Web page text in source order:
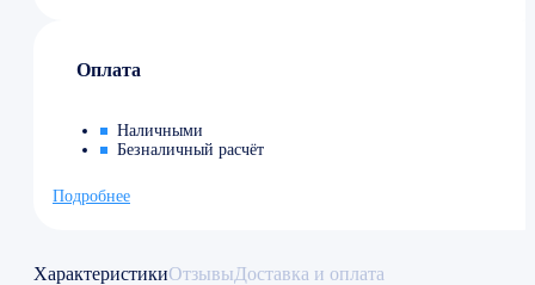
Оплата
Наличными
Безналичный расчёт
Подробнее
ХарактеристикиОтзывыДоставка и оплата